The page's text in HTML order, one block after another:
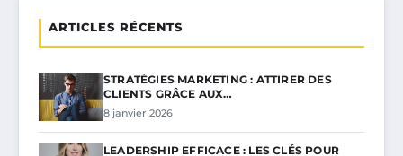
ARTICLES RÉCENTS
STRATÉGIES MARKETING : ATTIRER DES
CLIENTS GRÂCE AUX…
8 janvier 2026
LEADERSHIP EFFICACE : LES CLÉS POUR